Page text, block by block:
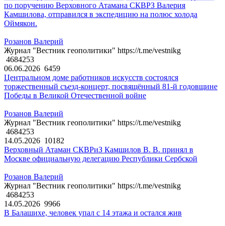
по поручению Верховного Атамана СКВРЗ Валерия
Камшилова, отправился в экспедицию на полюс холода
Оймякон.
Розанов Валерий
Журнал "Вестник геополитики" https://t.me/vestnikg
4684253
06.06.2026 6459
Центральном доме работников искусств состоялся
торжественный съезд-концерт, посвящённый 81-й годовщине
Победы в Великой Отечественной войне
Розанов Валерий
Журнал "Вестник геополитики" https://t.me/vestnikg
4684253
14.05.2026 10182
Верховный Атаман СКВРиЗ Камшилов В. В. принял в
Москве официальную делегацию Республики Сербской
Розанов Валерий
Журнал "Вестник геополитики" https://t.me/vestnikg
4684253
14.05.2026 9966
В Балашихе, человек упал с 14 этажа и остался жив